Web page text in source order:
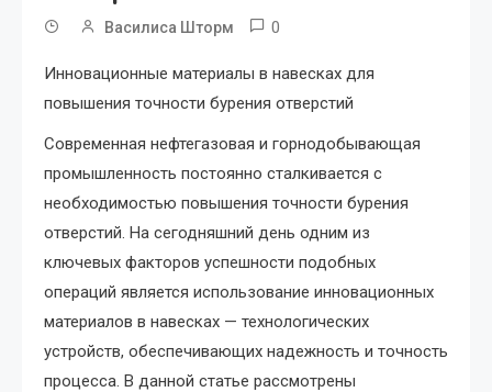
Василиса Шторм 0
Инновационные материалы в навесках для
повышения точности бурения отверстий
Современная нефтегазовая и горнодобывающая
промышленность постоянно сталкивается с
необходимостью повышения точности бурения
отверстий. На сегодняшний день одним из
ключевых факторов успешности подобных
операций является использование инновационных
материалов в навесках — технологических
устройств, обеспечивающих надежность и точность
процесса. В данной статье рассмотрены